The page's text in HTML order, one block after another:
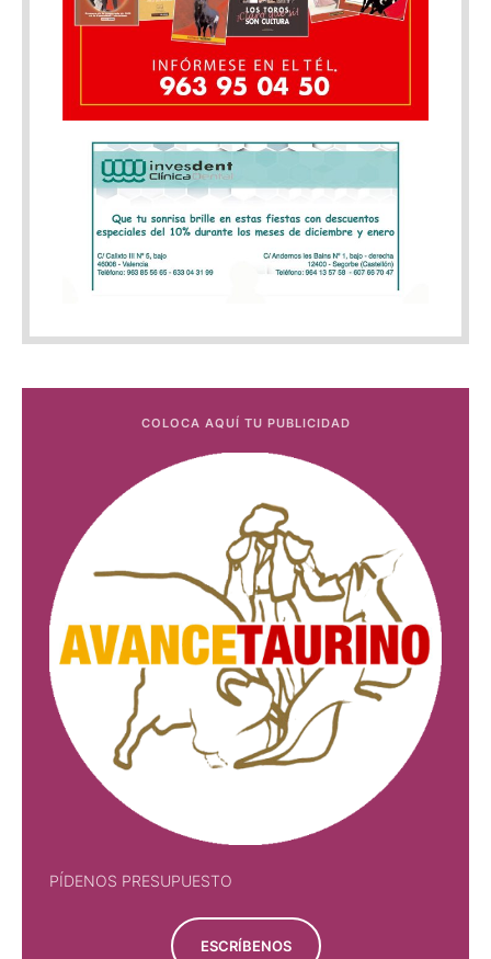
COLOCA AQUÍ TU PUBLICIDAD
PÍDENOS PRESUPUESTO
ESCRÍBENOS